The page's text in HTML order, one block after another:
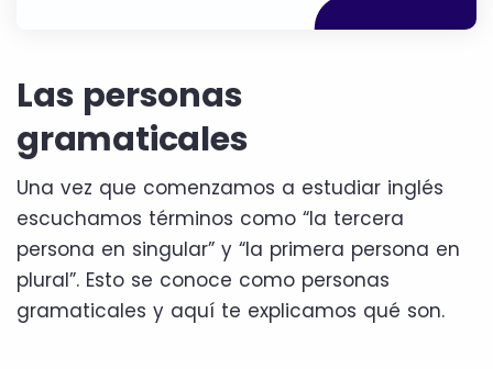
Las personas
gramaticales
Una vez que comenzamos a estudiar inglés
escuchamos términos como “la tercera
persona en singular” y “la primera persona en
plural”. Esto se conoce como personas
gramaticales y aquí te explicamos qué son.